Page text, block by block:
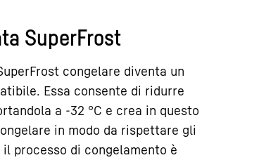
SuperFrost
congelare diventa un
Essa consente di ridurre
a -32 °C e crea in questo
in modo da rispettare gli
processo di congelamento è